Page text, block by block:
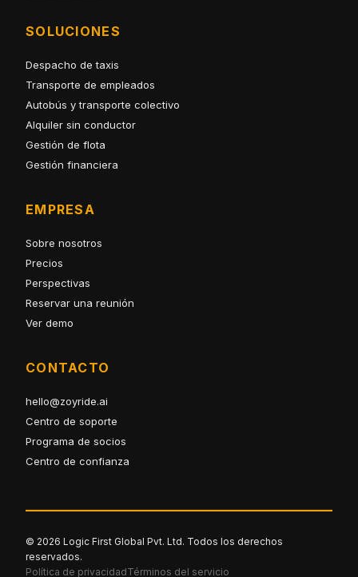
SOLUCIONES
Despacho de taxis
Transporte de empleados
Autobús y transporte colectivo
Alquiler sin conductor
Gestión de flota
Gestión financiera
EMPRESA
Sobre nosotros
Precios
Perspectivas
Reservar una reunión
Ver demo
CONTACTO
hello@zoyride.ai
Centro de soporte
Programa de socios
Centro de confianza
© 2026 Logic First Global Pvt. Ltd. Todos los derechos
reservados.
Política de privacidadTérminos del servicio